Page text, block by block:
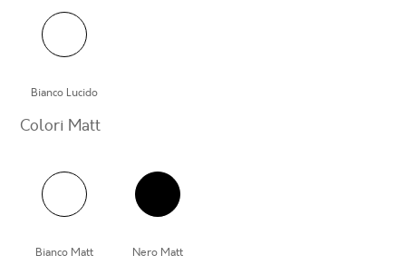
Bianco Lucido
Colori Matt
Bianco Matt Nero Matt